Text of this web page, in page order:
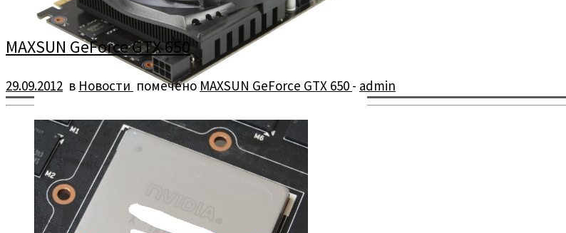
По всей видимости, самая короткая плата с ГП GK107.
MAXSUN GeForce GTX 650
29.09.2012 в Новости помечено MAXSUN GeForce GTX 650 - admin